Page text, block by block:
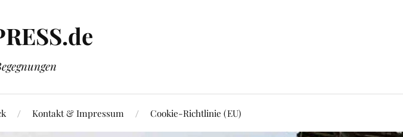
Kontakt & Impressum Cookie-Richtlinie (EU)